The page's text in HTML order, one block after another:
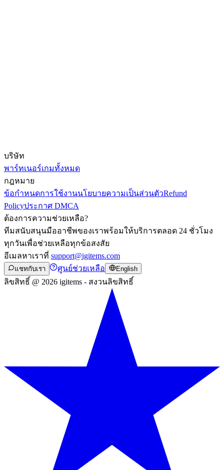
บริษัท
พาร์ทเนอร์เกมทั้งหมด
กฎหมาย
ข้อกำหนดการใช้งานนโยบายความเป็นส่วนตัวRefund
Policyประกาศ DMCA
ต้องการความช่วยเหลือ?
ทีมสนับสนุนมืออาชีพของเราพร้อมให้บริการตลอด 24 ชั่วโมง
ทุกวันเพื่อช่วยเหลือทุกข้อสงสัย
อีเมลหาเราที่ support@igitems.com
แชทกับเรา ศูนย์ช่วยเหลือ English
ลิขสิทธิ์ @ 2026 igitems - สงวนลิขสิทธิ์